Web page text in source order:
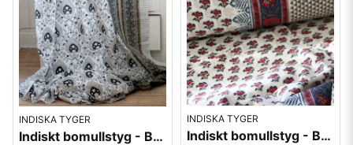
INDISKA TYGER
Indiskt bomullstyg - Batist - nr.13
INDISKA TYGER
Indiskt bomullstyg - Batist - nr.9